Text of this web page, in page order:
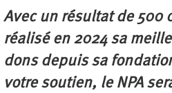
Avec un résultat de 500
réalisé en 2024 sa
dons depuis sa
votre soutien, le NPA